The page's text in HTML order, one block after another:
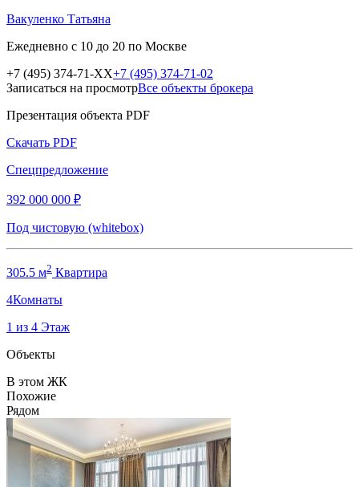
Вакуленко Татьяна
Ежедневно с 10 до 20 по Москве
+7 (495) 374-71-XX+7 (495) 374-71-02
Записаться на просмотрВсе объекты брокера
Презентация объекта PDF
Скачать PDF
Спецпредложение
392 000 000 ₽
Под чистовую (whitebox)
305.5 м2 Квартира
4Комнаты
1 из 4 Этаж
Объекты
В этом ЖК
Похожие
Рядом